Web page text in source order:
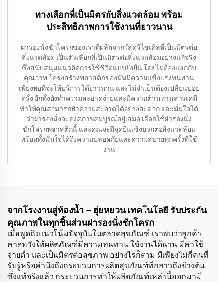
ทางเลือกที่เป็นมิตรกับสิ่งแวดล้อม พร้อม
ประสิทธิภาพการใช้งานที่ยาวนาน
ฝารองนั่งชักโครกของเราที่ผลิตจากวัสดุรีไซเคิลที่เป็นมิตรต่อ
สิ่งแวดล้อม เป็นตัวเลือกที่เป็นมิตรต่อสิ่งแวดล้อมอย่างแท้จริง
ซึ่งสนับสนุนแนวคิดการใช้ชีวิตแบบยั่งยืน โดยไม่ต้องแลกกับ
คุณภาพ โครงสร้างพลาสติกของมันมีความแข็งแรงทนทาน
เพียงพอที่จะให้บริการได้ยาวนาน และไม่จำเป็นต้องเปลี่ยนบ่อย
ครั้ง อีกทั้งยังทำความสะอาดง่ายและมีความต้านทานสารเคมี
ทำให้คุณสามารถทำความสะอาดได้อย่างสะดวก และมั่นใจได้
ว่าฝารองนั่งจะคงสภาพสมบูรณ์อยู่เสมอ เลือกใช้ฝารองนั่ง
ชักโครกพลาสติกนี้ และคุณจะมีจุดยืนเชิงบวกต่อสิ่งแวดล้อม
พร้อมทั้งมั่นใจได้ถึงความปลอดภัยและความสบายทุกครั้งที่ใช้
งาน
จากโรงงานสู่ห้องน้ำ – ฮุ่ยหยวน เทคโนโลยี รับประกัน
คุณภาพในทุกชิ้นส่วนฝารองนั่งชักโครก
เมื่อพูดถึงแนวโน้มปัจจุบันในตลาดสุขภัณฑ์ เราพบว่าลูกค้า
คาดหวังให้ผลิตภัณฑ์มีความทนทาน ใช้งานได้นาน มีค่าใช้
จ่ายต่ำ และเป็นมิตรต่อสุขภาพ อย่างไรก็ตาม มีเพียงไม่กี่คนที่
รับรู้หรือคำนึงถึงกระบวนการผลิตสุขภัณฑ์ที่กล่าวถึงข้างต้น
ซึ่งแท้จริงแล้ว กระบวนการทำให้ผลิตภัณฑ์เหล่านี้ออกมามี